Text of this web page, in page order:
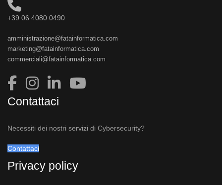
+39 06 4080 0490
amministrazione@fatainformatica.com
marketing@fatainformatica.com
commerciali@fatainformatica.com
Contattaci
Necessiti dei nostri servizi di Cybersecurity?
Contattaci
Privacy policy